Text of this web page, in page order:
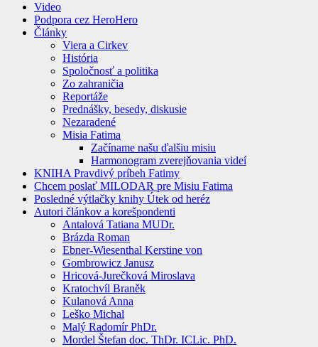
Video
Podpora cez HeroHero
Články
Viera a Cirkev
História
Spoločnosť a politika
Zo zahraničia
Reportáže
Prednášky, besedy, diskusie
Nezaradené
Misia Fatima
Začíname našu ďalšiu misiu
Harmonogram zverejňovania videí
KNIHA Pravdivý príbeh Fatimy
Chcem poslať MILODAR pre Misiu Fatima
Posledné výtlačky knihy Útek od heréz
Autori článkov a korešpondenti
Antalová Tatiana MUDr.
Brázda Roman
Ebner-Wiesenthal Kerstine von
Gombrowicz Janusz
Hricová-Jurečková Miroslava
Kratochvíl Braněk
Kulanová Anna
Leško Michal
Malý Radomír PhDr.
Mordel Štefan doc. ThDr. ICLic. PhD.